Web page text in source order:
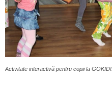
Activitate interactivă pentru copii la GOKID!.